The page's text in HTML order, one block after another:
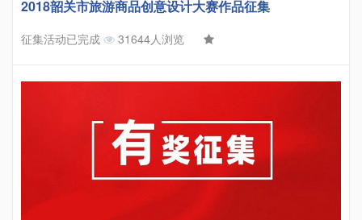
2018韶关市旅游商品创意设计大赛作品征集
征集活动已完成 31644人浏览